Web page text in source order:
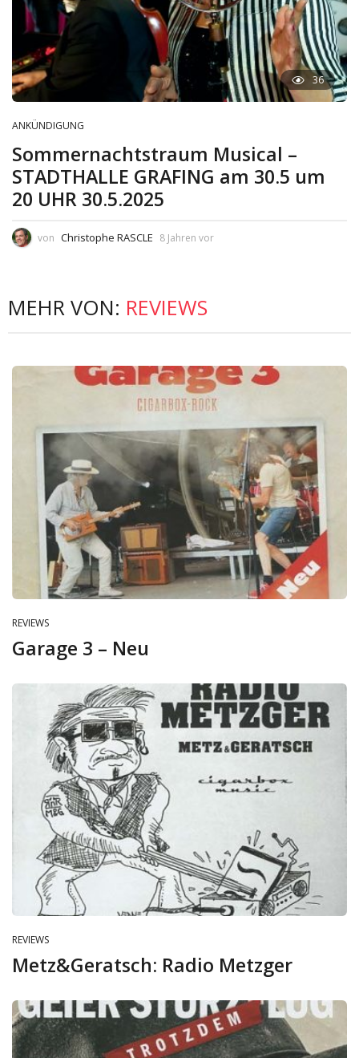
36
ANKÜNDIGUNG
Sommernachtstraum Musical –
STADTHALLE GRAFING am 30.5 um
20 UHR 30.5.2025
von Christophe RASCLE 8 Jahren vor
MEHR VON: REVIEWS
REVIEWS
Garage 3 – Neu
REVIEWS
Metz&Geratsch: Radio Metzger